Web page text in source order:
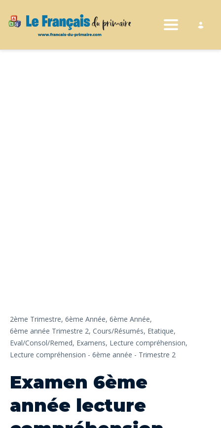
Toggle
2ème Trimestre, 6ème Année, 6ème Année,
6ème année Trimestre 2, Cours/Résumés, Etatique,
Eval/Consol/Remed, Examens, Lecture compréhension,
Lecture compréhension - 6ème année - Trimestre 2
Examen 6ème
année lecture